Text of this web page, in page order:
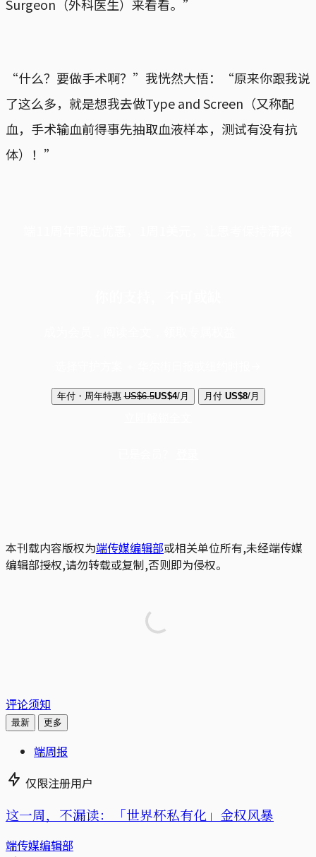
Surgeon（外科医生）来看看。”
“什么？要做手术啊？”我恍然大悟：“原来你跟我说
了这么多，就是想我去做Type and Screen（又称配
血，手术输血前得事先抽取血液样本，测试有没有抗
体）！”
年付・周年特惠 US$6.5US$4/月 月付 US$8/月
本刊载内容版权为端传媒编辑部或相关单位所有,未经端传媒
编辑部授权,请勿转载或复制,否则即为侵权。
评论须知
最新 更多
端周报
仅限注册用户
这一周，不漏读：「世界杯私有化」金权风暴
端传媒编辑部